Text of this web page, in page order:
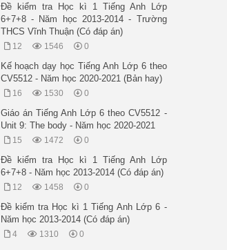
Đề kiểm tra Học kì 1 Tiếng Anh Lớp
6+7+8 - Năm học 2013-2014 - Trường
THCS Vĩnh Thuận (Có đáp án)
12 1546 0
Kế hoạch dạy học Tiếng Anh Lớp 6 theo
CV5512 - Năm học 2020-2021 (Bản hay)
16 1530 0
Giáo án Tiếng Anh Lớp 6 theo CV5512 -
Unit 9: The body - Năm học 2020-2021
15 1472 0
Đề kiểm tra Học kì 1 Tiếng Anh Lớp
6+7+8 - Năm học 2013-2014 (Có đáp án)
12 1458 0
Đề kiểm tra Học kì 1 Tiếng Anh Lớp 6 -
Năm học 2013-2014 (Có đáp án)
4 1310 0